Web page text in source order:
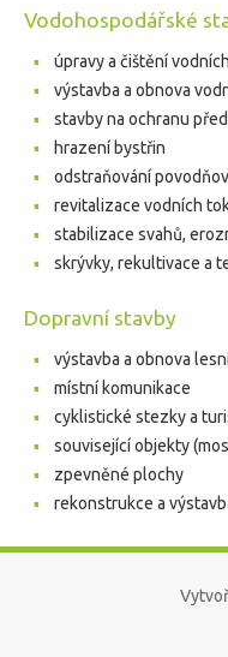
Vodohospodářské
úpravy a čištění
výstavba a obnova
stavby na ochranu
hrazení bystřin
odstraňování
revitalizace vodních
stabilizace svahů,
skrývky, rekultivace a
Dopravní stavby
výstavba a obnova
místní komunikace
cyklistické stezky a
související objekty
zpevněné plochy
rekonstrukce a